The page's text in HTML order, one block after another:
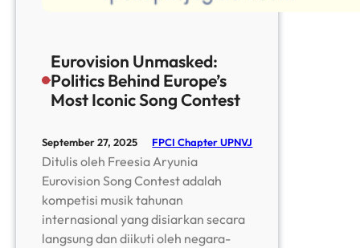
Eurovision Unmasked:
Politics Behind Europe’s
Most Iconic Song Contest
September 27, 2025 FPCI Chapter UPNVJ
Ditulis oleh Freesia Aryunia
Eurovision Song Contest adalah
kompetisi musik tahunan
internasional yang disiarkan secara
langsung dan diikuti oleh negara-